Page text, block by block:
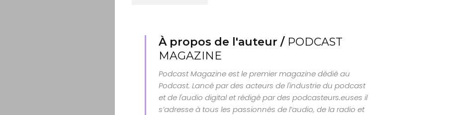
À propos de l'auteur / PODCAST
MAGAZINE
Podcast Magazine est le premier magazine dédié au
Podcast. Lancé par des acteurs de l'industrie du podcast
et de l'audio digital et rédigé par des podcasteurs.euses il
s’adresse à tous les passionnés de l’audio, de la radio et